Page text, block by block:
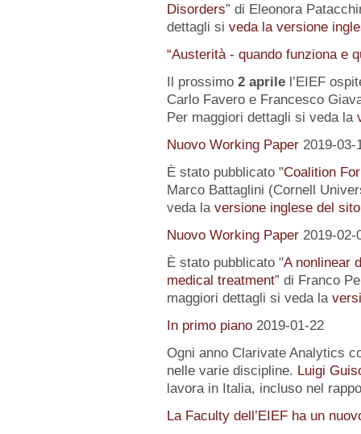
Disorders” di Eleonora
dettagli si veda la versione
“Austerità - quando funziona e
Il prossimo 2 aprilel’EIEF
Carlo Favero e Francesco
Per maggiori dettagli si veda la
Nuovo Working Paper 2019-03-
È stato pubblicato "Coalition
Marco Battaglini (Cornell
veda la versione inglese del sito
Nuovo Working Paper 2019-02-
È stato pubblicato "A nonlinear
medical treatment” di Franco
maggiori dettagli si veda la
In primo piano 2019-01-22
Ogni anno Clarivate Analytics
nelle varie discipline. Luigi
lavora in Italia, incluso nel
La Faculty dell’EIEF ha un